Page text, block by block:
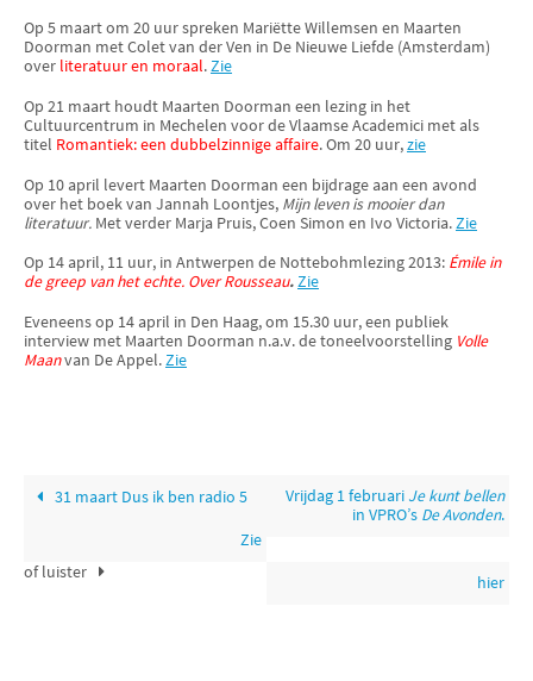
Op 5 maart om 20 uur spreken Mariëtte Willemsen en Maarten
Doorman met Colet van der Ven in De Nieuwe Liefde (Amsterdam)
over literatuur en moraal.Zie
Op 21 maart houdt Maarten Doorman een lezing in het
Cultuurcentrum in Mechelen voor de Vlaamse Academici met als
titel Romantiek: een dubbelzinnige affaire. Om 20 uur,zie
Op 10 april levert Maarten Doorman een bijdrage aan een avond
over het boek van Jannah Loontjes, Mijn leven is mooier dan
literatuur. Met verder Marja Pruis, Coen Simon en Ivo Victoria.Zie
Op 14 april, 11 uur, in Antwerpen de Nottebohmlezing 2013: Émile in
de greep van het echte. Over Rousseau.Zie
Eveneens op 14 april in Den Haag, om 15.30 uur, een publiek
interview met Maarten Doorman n.a.v. de toneelvoorstelling Volle
Maanvan De Appel.Zie
31 maart Dus ik ben radio 5 Vrijdag 1 februari Je kunt bellen
in VPRO’s De Avonden.
Zie
of luister
hier